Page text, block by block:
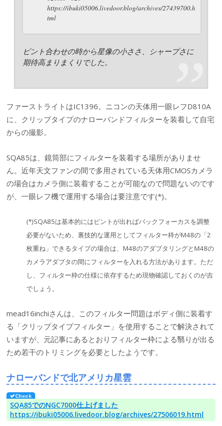
https://ibuki05006.livedoor.blog/archives/27439700.h
tml
ピント合わせの時から星像の小ささ、シャープさに
期待高まりまくりでした。
ファーストライトはIC1396。ニコンの天体用一眼レフD810A
に、クリップタイプのナローバンドフィルターを装着して自宅
からの撮影。
SQA85は、鏡筒部にフィルターを装着する場所がありませ
ん。近年天文ファンの間で多用されている天体用CMOSカメラ
の場合はカメラ側に装着することが可能なので問題ないのです
が、一眼レフ機で運用する場合は要注意です(*)。
(*)SQA85は基本的にはピントが出ればバックフォーカスを調整
必要がないため、裏技的な運用としてフィルター枠がM48の「2
枚重ね」できるタイプの場合は、M48のアダプタリングとM48の
カメラアダプタの間にフィルターを入れる方法があります。ただ
し、フィルター枠の仕様に依存するため現物確認しておくのが吉
でしょう。
mead16inchiさんは、このフィルター問題はボディ側に装着す
る「クリップタイプフィルター」を使用することで解決されて
いますが、元記事にあるとおりフィルター枠による翳りが出る
ため若干のトリミングを必要としたようです。
ナローバンドで北アメリカ星雲
SQA85でのNGC7000仕上げました
https://ibuki05006.livedoor.blog/archives/27506019.html